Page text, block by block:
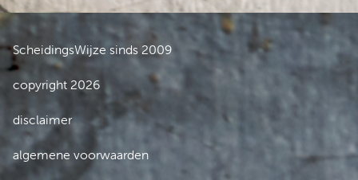
ScheidingsWijze sinds 2009
copyright 2026
disclaimer
algemene voorwaarden